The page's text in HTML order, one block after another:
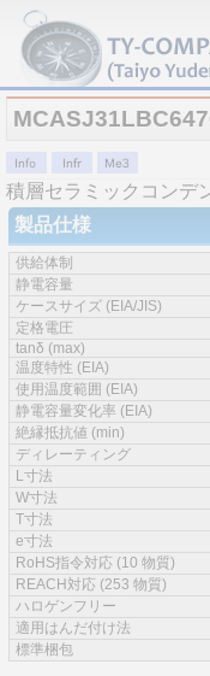
積層セラミックコンデ
製品仕様
供給体制
静電容量
ケースサイズ (EIA/JIS)
定格電圧
tanδ (max)
温度特性 (EIA)
使用温度範囲 (EIA)
静電容量変化率 (EIA)
絶縁抵抗値 (min)
ディレーティング
L寸法
W寸法
T寸法
e寸法
RoHS指令対応 (10 物質)
REACH対応 (253 物質)
ハロゲンフリー
適用はんだ付け法
標準梱包